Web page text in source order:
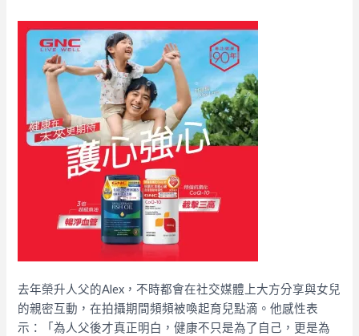
去年榮升人父的Alex，不時都會在社交媒體上大方分享與女兒
的親密互動，在拍攝期間頻頻被喚起育兒點滴。他感性表
示：「為人父後才真正明白，健康不只是為了自己，更是為